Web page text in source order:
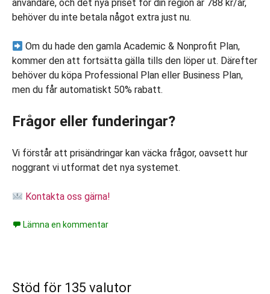
användare, och det nya priset för din region är 788 kr/år,
behöver du inte betala något extra just nu.
Om du hade den gamla Academic & Nonprofit Plan,
kommer den att fortsätta gälla tills den löper ut. Därefter
behöver du köpa Professional Plan eller Business Plan,
men du får automatiskt 50% rabatt.
Frågor eller funderingar?
Vi förstår att prisändringar kan väcka frågor, oavsett hur
noggrant vi utformat det nya systemet.
Kontakta oss gärna!
Lämna en kommentar
Stöd för 135 valutor